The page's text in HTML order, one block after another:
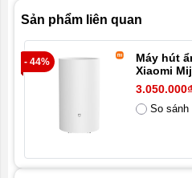
Kích thước
cục nóng
Kích thước
Tổng trọng
lượng cục
13Kg
Sản phẩm liên quan
- 44%
Máy hút
Xiaomi
3.050.000₫
So sánh